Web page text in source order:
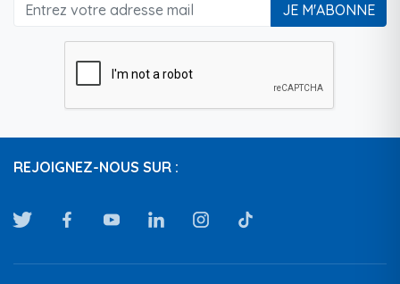
JE M'ABONNE
REJOIGNEZ-NOUS SUR :